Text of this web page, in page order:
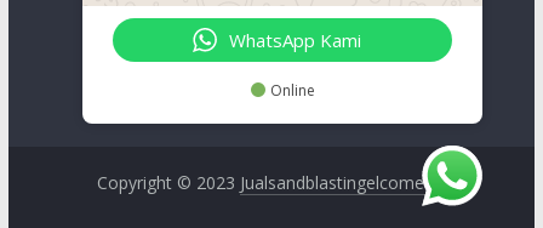
Copyright © 2023 Jualsandblastingelcometer
WhatsApp Kami
Online